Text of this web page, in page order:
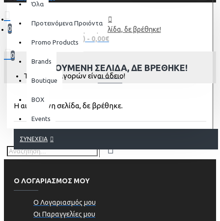
0
0 προϊόν(τα) - 0,00€
0
Το καλάθι αγορών είναι άδειο!
Όλα
Προτεινόμενα Προιόντα
Promo Products
Brands
Boutique
BOX
Events
Η αιτούμενη σελίδα, δε βρέθηκε!
Η ΑΙΤΟΎΜΕΝΗ ΣΕΛΊΔΑ, ΔΕ ΒΡΈΘΗΚΕ!
Η αιτούμενη σελίδα, δε βρέθηκε.
ΣΥΝΈΧΕΙΑ
Ο ΛΟΓΑΡΙΑΣΜΟΣ ΜΟΥ
Ο Λογαριασμός μου
Οι Παραγγελίες μου